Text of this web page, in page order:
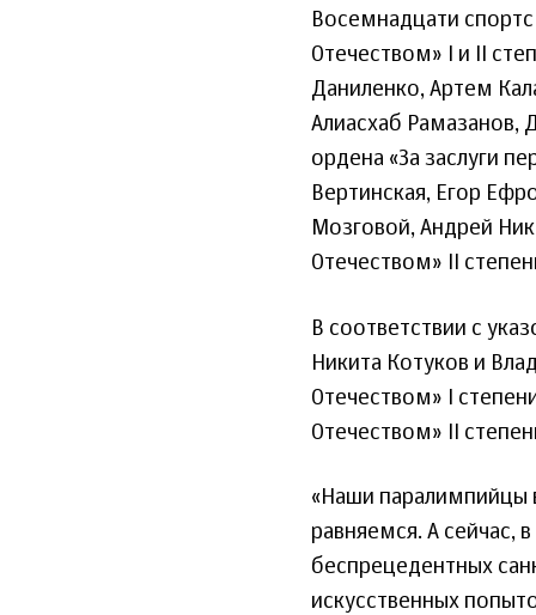
Восемнадцати
Отечеством» I и II
Даниленко, Артем
Алиасхаб Рамазанов,
ордена «За заслуги
Вертинская, Егор
Мозговой, Андрей
Отечеством» II
В соответствии с
Никита Котуков и
Отечеством» I
Отечеством» II
«Наши паралимпийцы
равняемся. А сейчас,
беспрецедентных
искусственных